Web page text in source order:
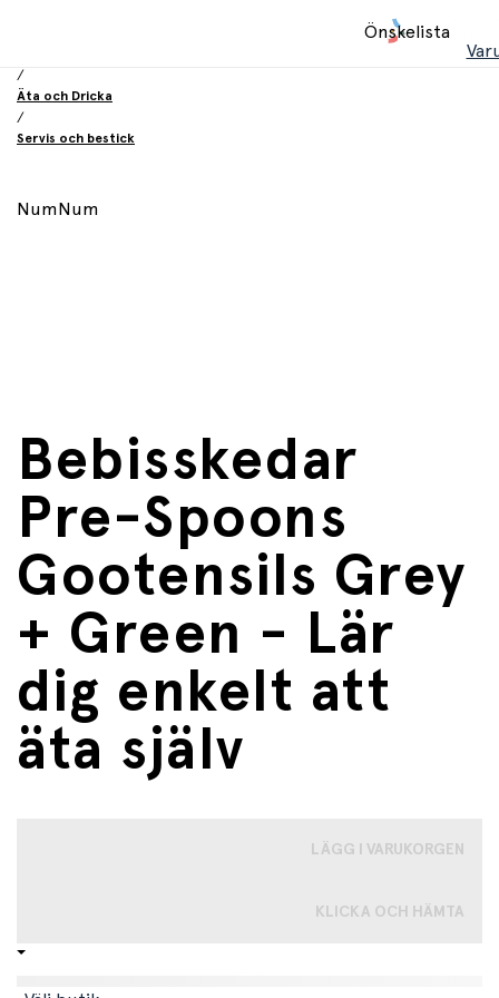
Önskelista
/
Äta och Dricka
/
Servis och bestick
NumNum
Bebisskedar
Pre-Spoons
Gootensils Grey
+ Green - Lär
dig enkelt att
äta själv
LÄGG I VARUKORGEN
KLICKA OCH HÄMTA